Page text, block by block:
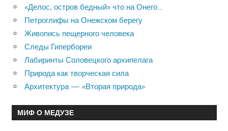
«Делос, остров бедный» что на Онего…
Петроглифы на Онежском берегу
Живопись пещерного человека
Следы Гипербореи
Лабиринты Соловецкого архипелага
Природа как творческая сила
Архитектура — «Вторая природа»
МИФ О МЕДУЗЕ